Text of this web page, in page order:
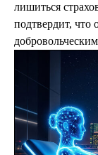
лишиться
подтвердит, что